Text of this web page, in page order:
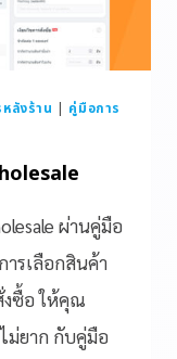
ลังร้าน | คู่มือการ
ผ่านคู่มือ
รเลือกสินค้า
งซื้อ ให้คุณ
ม่ยาก กับคู่มือ